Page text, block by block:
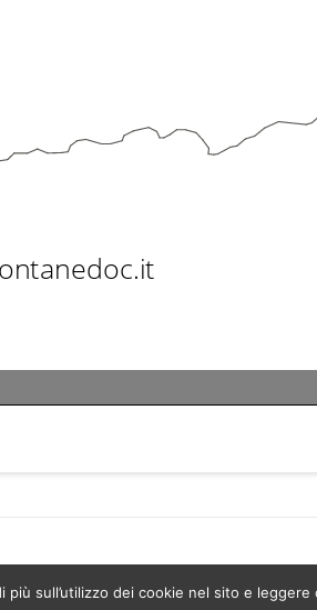
Pinterest
sull’utilizzo dei cookie nel sito e leggere